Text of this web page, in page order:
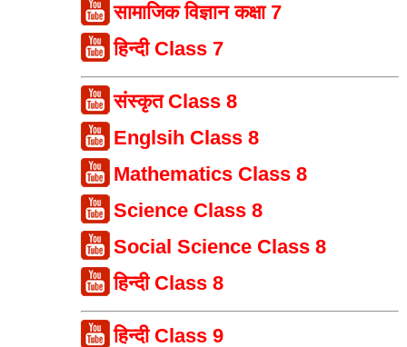
सामाजिक विज्ञान कक्षा 7
हिन्दी Class 7
संस्कृत Class 8
Englsih Class 8
Mathematics Class 8
Science Class 8
Social Science Class 8
हिन्दी Class 8
हिन्दी Class 9